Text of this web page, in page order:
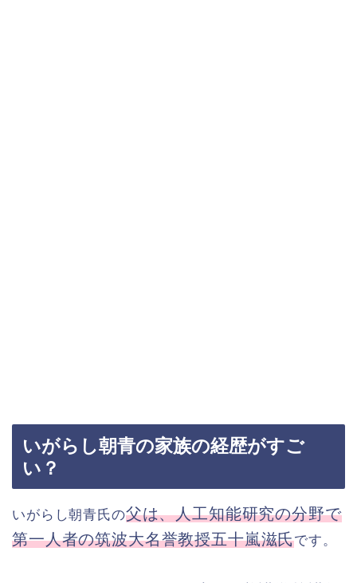
いがらし朝青の家族の経歴がすご
い？
いがらし朝青氏の父は、人工知能研究の分野で
第一人者の筑波大名誉教授五十嵐滋氏です。